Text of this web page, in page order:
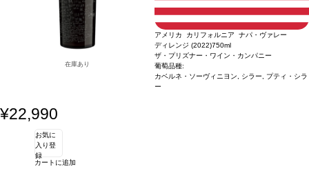
ーヴィニヨン 10.5%、メルロー 8.5%、マルベック 5%*本ヴィンテージが在庫切れ
の場合、在庫があり価格が同様の場合は自動的に次のヴィンテージに変更されま
す、ご了承ください。
在庫あり
アメリカ カリフォルニア ナパ・ヴァレー
ディレンジ (2022)750ml
ザ・プリズナー・ワイン・カンパニー
葡萄品種:
カベルネ・ソーヴィニヨン, シラー, プティ・シラ
ー
¥22,990
お気に
入り登
録
カートに追加